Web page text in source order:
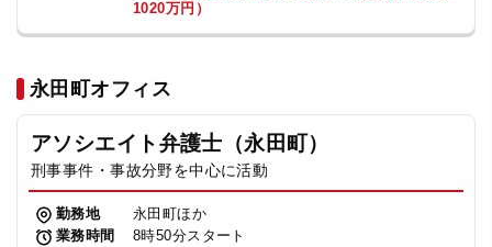
1020万円）
永田町オフィス
アソシエイト弁護士（永田町）
刑事事件・事故分野を中心に活動
勤務地
永田町ほか
業務時間
8時50分スタート